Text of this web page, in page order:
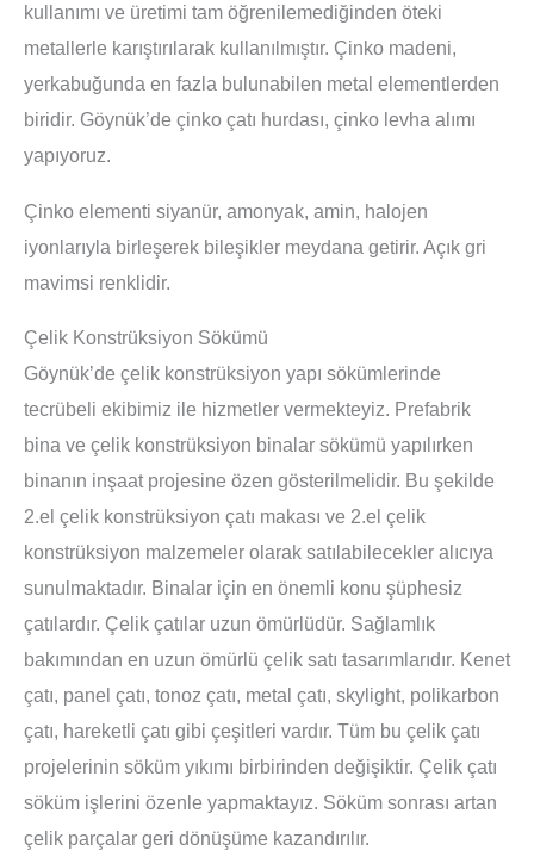
kullanımı ve üretimi tam öğrenilemediğinden öteki
metallerle karıştırılarak kullanılmıştır. Çinko madeni,
yerkabuğunda en fazla bulunabilen metal elementlerden
biridir. Göynük’de çinko çatı hurdası, çinko levha alımı
yapıyoruz.
Çinko elementi siyanür, amonyak, amin, halojen
iyonlarıyla birleşerek bileşikler meydana getirir. Açık gri
mavimsi renklidir.
Çelik Konstrüksiyon Sökümü
Göynük’de çelik konstrüksiyon yapı sökümlerinde
tecrübeli ekibimiz ile hizmetler vermekteyiz. Prefabrik
bina ve çelik konstrüksiyon binalar sökümü yapılırken
binanın inşaat projesine özen gösterilmelidir. Bu şekilde
2.el çelik konstrüksiyon çatı makası ve 2.el çelik
konstrüksiyon malzemeler olarak satılabilecekler alıcıya
sunulmaktadır. Binalar için en önemli konu şüphesiz
çatılardır. Çelik çatılar uzun ömürlüdür. Sağlamlık
bakımından en uzun ömürlü çelik satı tasarımlarıdır. Kenet
çatı, panel çatı, tonoz çatı, metal çatı, skylight, polikarbon
çatı, hareketli çatı gibi çeşitleri vardır. Tüm bu çelik çatı
projelerinin söküm yıkımı birbirinden değişiktir. Çelik çatı
söküm işlerini özenle yapmaktayız. Söküm sonrası artan
çelik parçalar geri dönüşüme kazandırılır.